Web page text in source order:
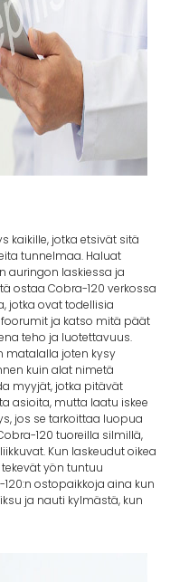
kaikille, jotka etsivät sitä
tunnelmaa. Haluat
auringon laskiessa ja
ostaa Cobra-120 verkossa
jotka ovat todellisia
ja katso mitä päät
teho ja luotettavuus.
matalalla joten kysy
kuin alat nimetä
myyjät, jotka pitävät
asioita, mutta laatu iskee
jos se tarkoittaa luopua
120 tuoreilla silmillä,
Kun laskeudut oikea
yön tuntuu
ostopaikkoja aina kun
ja nauti kylmästä, kun